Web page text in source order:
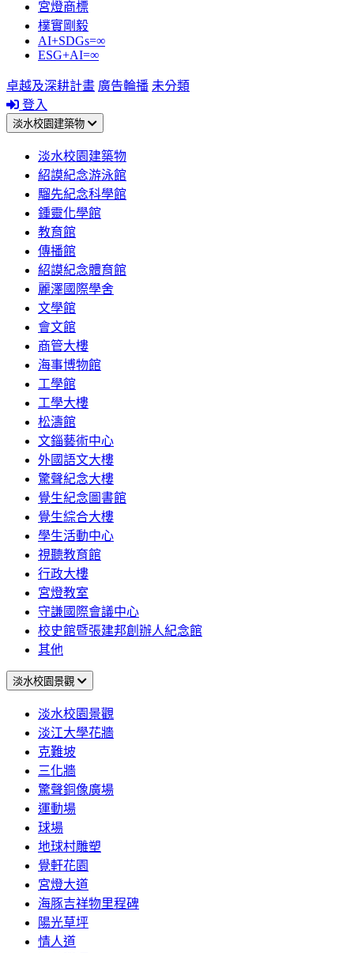
宮燈商標
樸實剛毅
AI+SDGs=∞
ESG+AI=∞
卓越及深耕計畫 廣告輪播 未分類
登入
淡水校園建築物
淡水校園建築物
紹謨紀念游泳館
騮先紀念科學館
鍾靈化學館
教育館
傳播館
紹謨紀念體育館
麗澤國際學舍
文學館
會文館
商管大樓
海事博物館
工學館
工學大樓
松濤館
文錙藝術中心
外國語文大樓
驚聲紀念大樓
覺生紀念圖書館
覺生綜合大樓
學生活動中心
視聽教育館
行政大樓
宮燈教室
守謙國際會議中心
校史館暨張建邦創辦人紀念館
其他
淡水校園景觀
淡水校園景觀
淡江大學花牆
克難坡
三化牆
驚聲銅像廣場
運動場
球場
地球村雕塑
覺軒花園
宮燈大道
海豚吉祥物里程碑
陽光草坪
情人道